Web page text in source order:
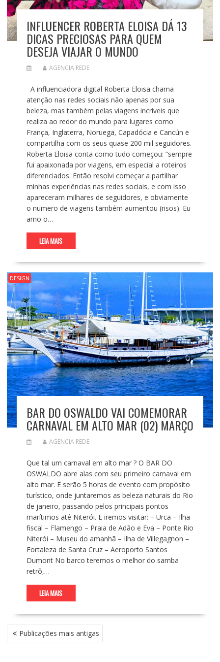
INFLUENCER ROBERTA ELOISA DÁ 13
DICAS PRECIOSAS PARA QUEM
DESEJA VIAJAR O MUNDO
AGENCIA REDE
A influenciadora digital Roberta Eloisa chama
atenção nas redes sociais não apenas por sua
beleza, mas também pelas viagens incríveis que
realiza ao redor do mundo para lugares como
França, Inglaterra, Noruega, Capadócia e Cancún e
compartilha com os seus quase 200 mil seguidores.
Roberta Eloisa conta como tudo começou: “sempre
fui apaixonada por viagens, em especial a roteiros
diferenciados. Então resolvi começar a partilhar
minhas experiências nas redes sociais, e com isso
apareceram milhares de seguidores, e obviamente
o numero de viagens também aumentou (risos). Eu
amo o…
LEIA MAIS
DESIGN
BAR DO OSWALDO VAI COMEMORAR
CARNAVAL EM ALTO MAR (02) MARÇO
AGENCIA REDE
Que tal um carnaval em alto mar ? O BAR DO
OSWALDO abre alas com seu primeiro carnaval em
alto mar. E serão 5 horas de evento com propósito
turístico, onde juntaremos as beleza naturais do Rio
de janeiro, passando pelos principais pontos
marítimos até Niterói. E iremos visitar: – Urca – Ilha
fiscal – Flamengo – Praia de Adão e Eva – Ponte Rio
Niterói – Museu do amanhã – Ilha de Villegagnon –
Fortaleza de Santa Cruz – Aeroporto Santos
Dumont No barco teremos o melhor do samba
retrô,…
LEIA MAIS
N
A
Publicações mais antigas